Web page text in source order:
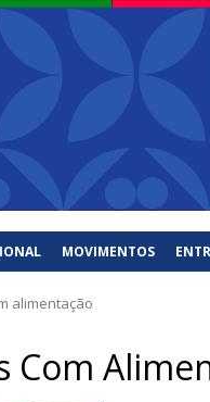
MOVIMENTOS
alimentação
Com